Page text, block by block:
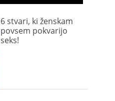
6 stvari, ki ženskam
povsem pokvarijo
seks!